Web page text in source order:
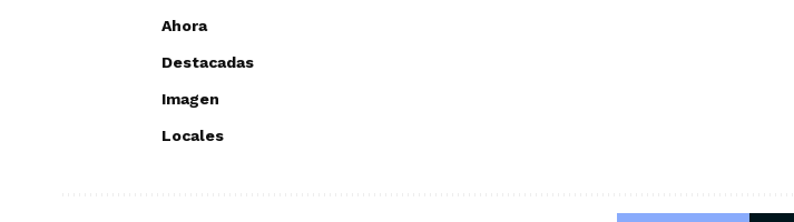
Ahora
Destacadas
Imagen
Locales